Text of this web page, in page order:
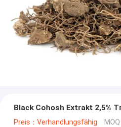
Black Cohosh Extrakt 2,5%
Preis：Verhandlungsfähig